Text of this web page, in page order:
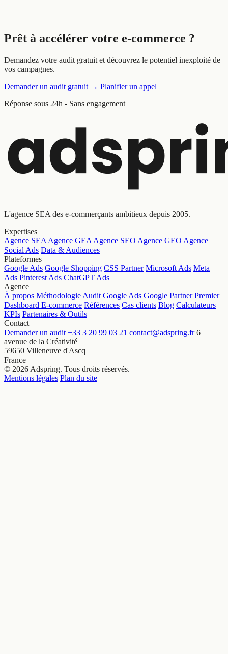
Prêt à accélérer votre e-commerce ?
Demandez votre audit gratuit et découvrez le potentiel inexploité de
vos campagnes.
Demander un audit gratuit → Planifier un appel
Réponse sous 24h - Sans engagement
L'agence SEA des e-commerçants ambitieux depuis 2005.
Expertises
Agence SEA Agence GEA Agence SEO Agence GEO Agence
Social Ads Data & Audiences
Plateformes
Google Ads Google Shopping CSS Partner Microsoft Ads Meta
Ads Pinterest Ads ChatGPT Ads
Agence
À propos Méthodologie Audit Google Ads Google Partner Premier
Dashboard E-commerce Références Cas clients Blog Calculateurs
KPIs Partenaires & Outils
Contact
Demander un audit +33 3 20 99 03 21 contact@adspring.fr 6
avenue de la Créativité
59650 Villeneuve d'Ascq
France
© 2026 Adspring. Tous droits réservés.
Mentions légales Plan du site